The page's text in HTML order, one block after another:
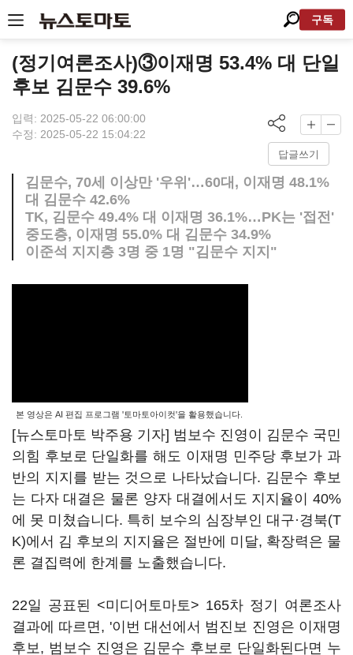
구독
(정기여론조사)③이재명 53.4% 대 단일
후보 김문수 39.6%
입력: 2025-05-22 06:00:00
수정: 2025-05-22 15:04:22
답글쓰기
김문수, 70세 이상만 '우위'…60대, 이재명 48.1%
대 김문수 42.6%
TK, 김문수 49.4% 대 이재명 36.1%…PK는 '접전'
중도층, 이재명 55.0% 대 김문수 34.9%
이준석 지지층 3명 중 1명 "김문수 지지"
본 영상은 AI 편집 프로그램 '토마토아이컷'을 활용했습니다.
[뉴스토마토 박주용 기자] 범보수 진영이 김문수 국민
의힘 후보로 단일화를 해도 이재명 민주당 후보가 과
반의 지지를 받는 것으로 나타났습니다. 김문수 후보
는 다자 대결은 물론 양자 대결에서도 지지율이 40%
에 못 미쳤습니다. 특히 보수의 심장부인 대구·경북(T
K)에서 김 후보의 지지율은 절반에 미달, 확장력은 물
론 결집력에 한계를 노출했습니다.
22일 공표된 <미디어토마토> 165차 정기 여론조사
결과에 따르면, '이번 대선에서 범진보 진영은 이재명
후보, 범보수 진영은 김문수 후보로 단일화된다면 누